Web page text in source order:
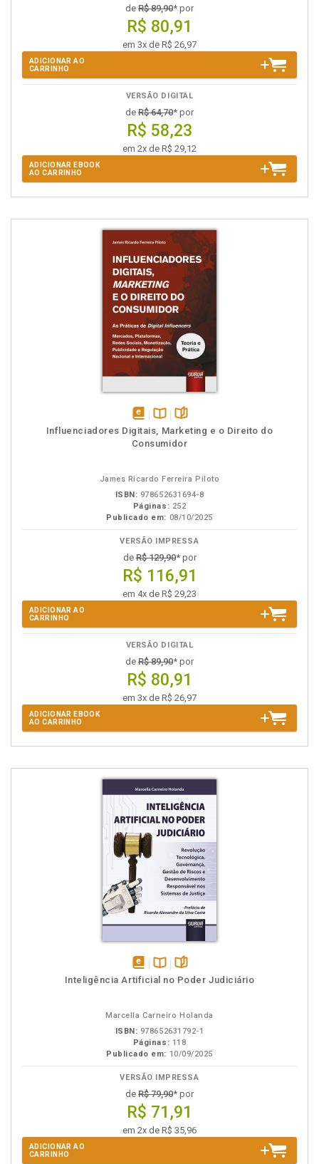
de R$ 89,90* por
R$ 80,91
em 3x de R$ 26,97
ADICIONAR AO
CARRINHO
VERSÃO DIGITAL
de R$ 64,70* por
R$ 58,23
em 2x de R$ 29,12
ADICIONAR EBOOK
AO CARRINHO
disponível
em
Disponível
na
páginas
Influenciadores Digitais, Marketing e o Direito do
Consumidor
James Ricardo Ferreira Piloto
ISBN: 978652631694-8
Páginas: 252
Publicado em: 08/10/2025
VERSÃO IMPRESSA
deR$ 129,90* por
R$ 116,91
em 4x de R$ 29,23
ADICIONAR AO
CARRINHO
VERSÃO DIGITAL
de R$ 89,90* por
R$ 80,91
em 3x de R$ 26,97
ADICIONAR EBOOK
AO CARRINHO
disponívelDisponível
páginas
Inteligência Artificial no Poder Judiciário
Marcella Carneiro Holanda
ISBN: 978652631792-1
Páginas: 118
Publicado em: 10/09/2025
VERSÃO IMPRESSA
de R$ 79,90* por
R$ 71,91
em 2x de R$ 35,96
ADICIONAR AO
CARRINHO